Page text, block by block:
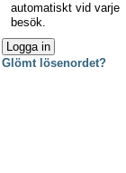
automatiskt vid varje
besök.
Glömt lösenordet?